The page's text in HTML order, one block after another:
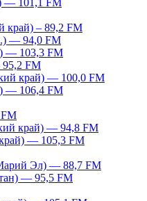
— 101,1 FM
край) – 89,2 FM
— 94,0 FM
— 103,3 FM
FM
край) — 100,0 FM
— 106,4 FM
край) — 94,8 FM
— 105,3 FM
Эл) — 88,7 FM
— 95,5 FM